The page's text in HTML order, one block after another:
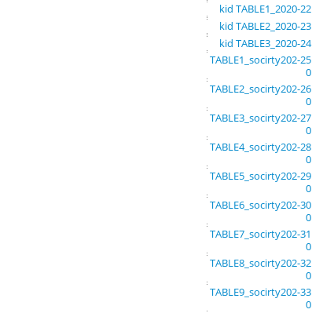
22-kid TABLE1_2020
23-kid TABLE2_2020
24-kid TABLE3_2020
25-TABLE1_socirty202
0
26-TABLE2_socirty202
0
27-TABLE3_socirty202
0
28-TABLE4_socirty202
0
29-TABLE5_socirty202
0
30-TABLE6_socirty202
0
31-TABLE7_socirty202
0
32-TABLE8_socirty202
0
33-TABLE9_socirty202
0